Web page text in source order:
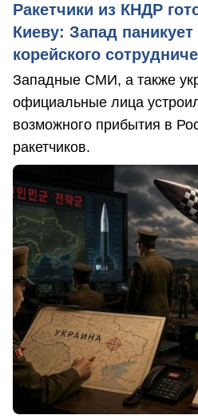
Ракетчики из КНДР
Киеву: Запад паникует
корейского
Западные СМИ, а также
официальные лица
возможного прибытия в
ракетчиков.